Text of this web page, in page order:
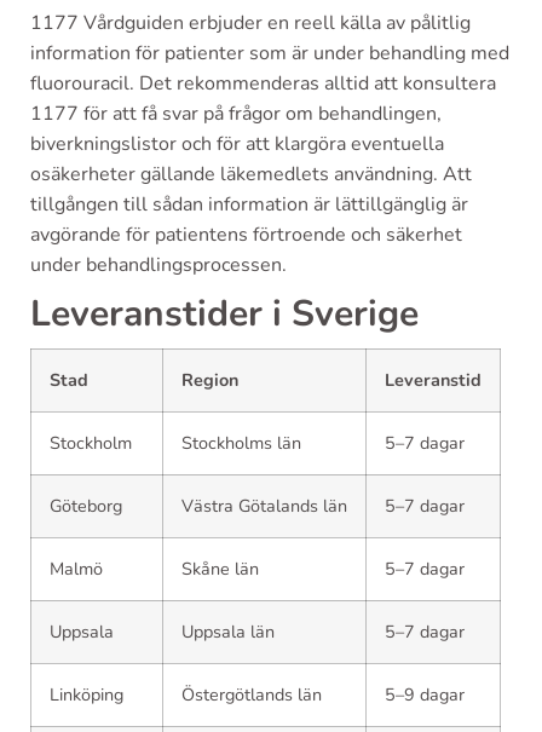
1177 Vårdguiden erbjuder en reell källa av pålitlig
information för patienter som är under behandling med
fluorouracil. Det rekommenderas alltid att konsultera
1177 för att få svar på frågor om behandlingen,
biverkningslistor och för att klargöra eventuella
osäkerheter gällande läkemedlets användning. Att
tillgången till sådan information är lättillgänglig är
avgörande för patientens förtroende och säkerhet
under behandlingsprocessen.
Leveranstider i Sverige
Stad Region Leveranstid
Stockholm Stockholms län 5–7 dagar
Göteborg Västra Götalands län 5–7 dagar
Malmö Skåne län 5–7 dagar
Uppsala Uppsala län 5–7 dagar
Linköping Östergötlands län 5–9 dagar